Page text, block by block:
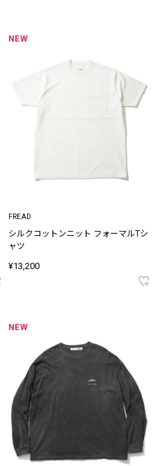
NEW
FREAD
シルクコットンニット フォーマルTシ
ャツ
¥13,200
NEW